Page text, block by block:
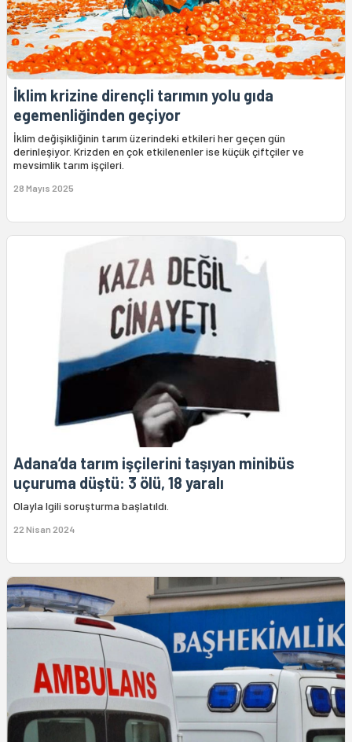
İklim krizine dirençli tarımın yolu gıda
egemenliğinden geçiyor
İklim değişikliğinin tarım üzerindeki etkileri her geçen gün
derinleşiyor. Krizden en çok etkilenenler ise küçük çiftçiler ve
mevsimlik tarım işçileri.
28 Mayıs 2025
Adana’da tarım işçilerini taşıyan minibüs
uçuruma düştü: 3 ölü, 18 yaralı
Olayla lgili soruşturma başlatıldı.
22 Nisan 2024